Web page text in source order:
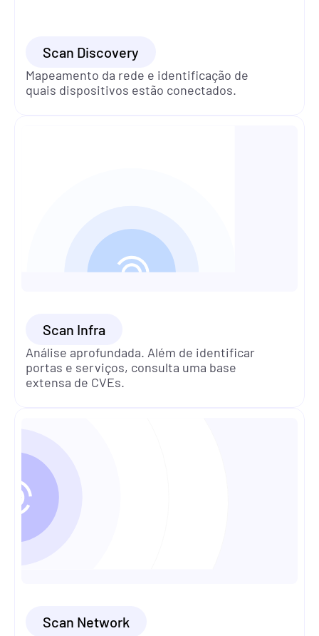
Scan Discovery
Mapeamento da rede e identificação de
quais dispositivos estão conectados.
Scan Infra
Análise aprofundada. Além de identificar
portas e serviços, consulta uma base
extensa de CVEs.
Scan Network